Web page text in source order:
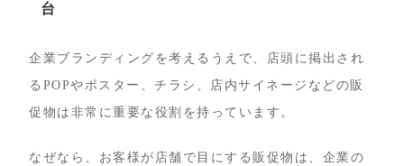
台
企業ブランディングを考えるうえで、店頭に掲出され
るPOPやポスター、チラシ、店内サイネージなどの販
促物は非常に重要な役割を持っています。
なぜなら、お客様が店舗で目にする販促物は、企業の